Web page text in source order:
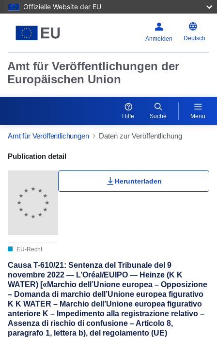
Offizielle Website der EU
Anmelden Deutsch
Amt für Veröffentlichungen der
Europäischen Union
Hilfe Suche Menü
Amt für Veröffentlichungen Daten zur Veröffentlichung
Publication Detail Actions Portlet
Publication detail
EU-Recht
Herunterladen
Causa T-610/21: Sentenza del Tribunale del 9
novembre 2022 — L’Oréal/EUIPO — Heinze (K K
WATER) [«Marchio dell’Unione europea – Opposizione
– Domanda di marchio dell’Unione europea figurativo
K K WATER – Marchio dell’Unione europea figurativo
anteriore K – Impedimento alla registrazione relativo –
Assenza di rischio di confusione – Articolo 8,
paragrafo 1, lettera b), del regolamento (UE)